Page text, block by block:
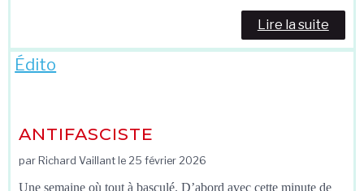
Lire la suite
Édito
ANTIFASCISTE
par Richard Vaillant le 25 février 2026
Une semaine où tout à basculé. D’abord avec cette minute de